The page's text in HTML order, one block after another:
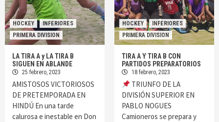
HOCKEY
INFERIORES
PRIMERA DIVISION
LA TIRA A y LA TIRA B
SIGUEN EN ABLANDE
25 febrero, 2023
AMISTOSOS VICTORIOSOS
DE PRETEMPORADA EN
HINDÚ En una tarde
calurosa e inestable en Don
HOCKEY
INFERIORES
PRIMERA DIVISION
TIRA A Y TIRA B CON
PARTIDOS PREPARATORIOS
18 febrero, 2023
TRIUNFO DE LA
DIVISIÓN SUPERIOR EN
PABLO NOGUES
Camioneros se prepara y